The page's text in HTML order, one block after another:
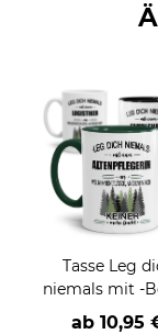
Tasse Leg
niemals mit -
an
ab 10,95